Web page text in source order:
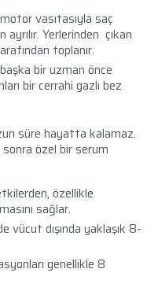
vasıtasıyla saç
Yerlerinden çıkan
toplanır.
bir uzman önce
bir cerrahi gazlı bez
süre hayatta kalamaz.
özel bir serum
özellikle
sağlar.
vücut dışında yaklaşık 8-
genellikle 8